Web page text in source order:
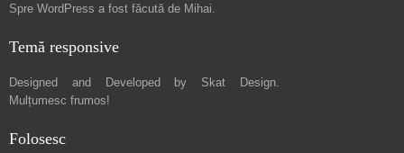
Spre WordPress a fost făcută de Mihai
Temă responsive
Designed and Developed by Skat Design
Mulțumesc frumos!
Folosesc